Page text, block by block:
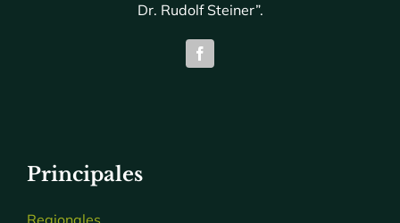
Dr. Rudolf Steiner”.
Principales